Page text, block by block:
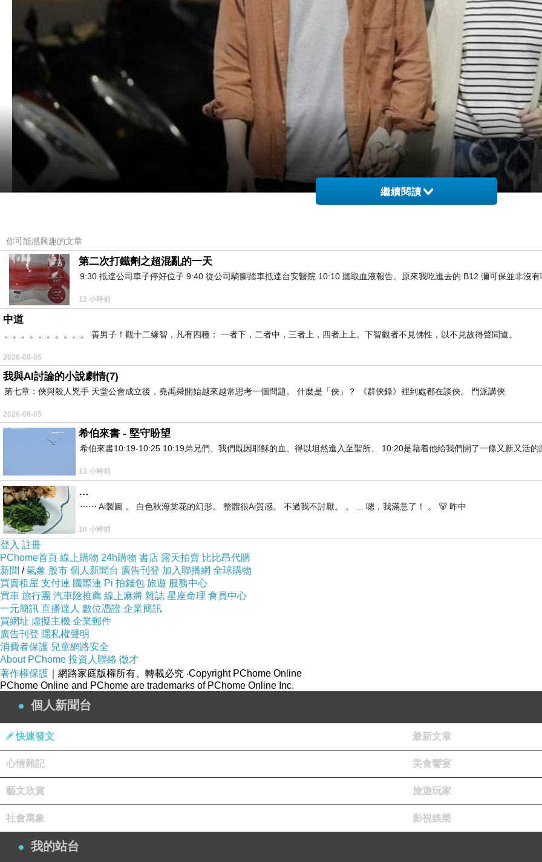
王子與公主，攜手走天涯。
日常瑣碎，愛情也染上塵埃。
選擇與懷疑交錯成傷，
與蠍花在兩個星期的周末裡，
在我家一起看完了這部劇。
每一集大約三十分鐘，共有十二集，
繼續閱讀
你可能感興趣的文章
第二次打鐵劑之超混亂的一天
9:30 抵達公司車子停好位子 9:40 從公司騎腳踏車抵達台安醫院 10:10 聽取血液報告。原來我吃進去的 B12 彌可保並非沒有
12 小時前
中道
。。。。。。。。。。 善男子！觀十二緣智，凡有四種： 一者下，二者中，三者上，四者上上。下智觀者不見佛性，以不見故得聲聞道。
2026-08-05
我與AI討論的小說劇情(7)
第七章：俠與殺人兇手 天堂公會成立後，堯禹舜開始越來越常思考一個問題。 什麼是「俠」？ 《群俠錄》裡到處都在談俠。 門派講俠
2026-08-05
希伯來書 - 堅守盼望
希伯來書10:19-10:25 10:19弟兄們、我們既因耶穌的血、得以坦然進入至聖所、 10:20是藉着他給我們開了一條又新又活的
13 小時前
…
⋯⋯ Ai製圖 。 白色秋海棠花的幻形。 整體很Ai質感。 不過我不討厭。 。 ... 嗯，我滿意了！ 。 🐻 昨中
10 小時前
登入 註冊
PChome首頁 線上購物 24h購物 書店 露天拍賣 比比昂代購
新聞 /氣象 股市 個人新聞台 廣告刊登 加入聯播網 全球購物
買賣租屋 支付連 國際連 Pi 拍錢包 旅遊 服務中心
買車 旅行團 汽車險推薦 線上麻將 雜誌 星座命理 會員中心
一元簡訊 直播達人 數位憑證 企業簡訊
買網址 虛擬主機 企業郵件
廣告刊登 隱私權聲明
消費者保護 兒童網路安全
About PChome 投資人聯絡 徵才
著作權保護 ｜網路家庭版權所有、轉載必究 ‧Copyright PChome Online
PChome Online and PChome are trademarks of PChome Online Inc.
個人新聞台
快速發文 最新文章
心情雜記 美食饗宴
藝文欣賞 旅遊玩家
社會萬象 影視娛樂
我的站台